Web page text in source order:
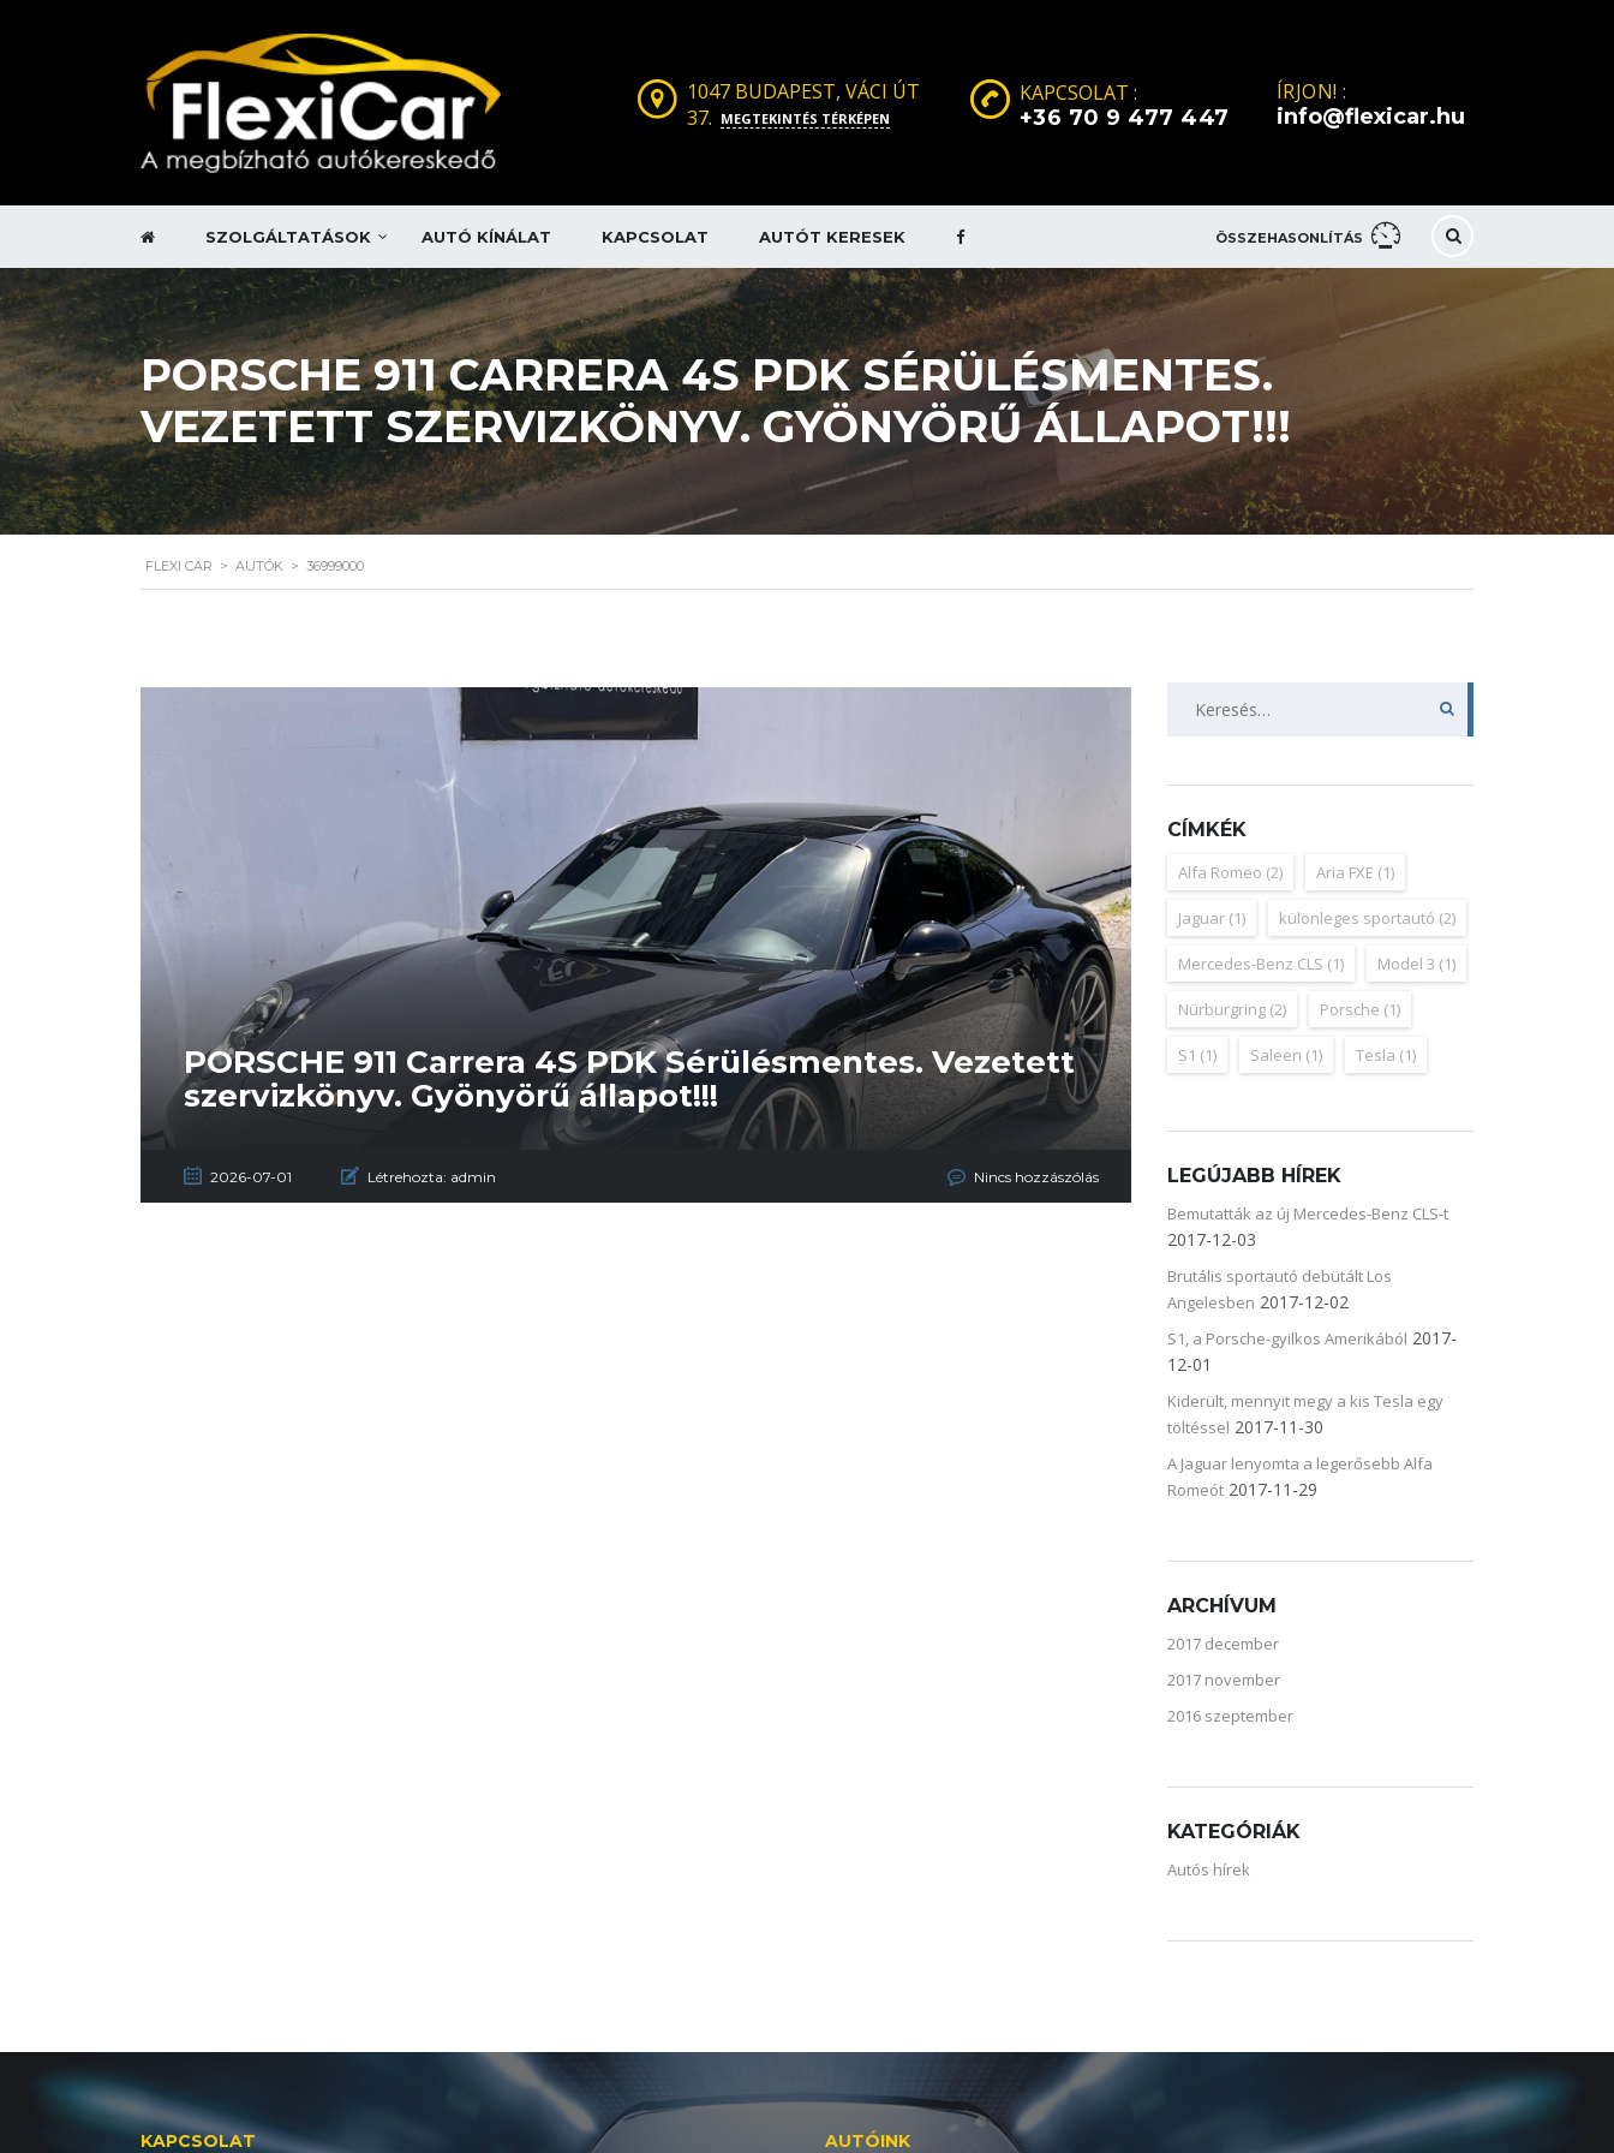
ÍRJON! :
info@flexicar.hu
KAPCSOLAT :
+36 70 9 477 447
1047 BUDAPEST, VÁCI ÚT
37. MEGTEKINTÉS TÉRKÉPEN
ÖSSZEHASONLÍTÁS
SZOLGÁLTATÁSOK AUTÓ KÍNÁLAT KAPCSOLAT AUTÓT KERESEK
PORSCHE 911 CARRERA 4S PDK SÉRÜLÉSMENTES.
VEZETETT SZERVIZKÖNYV. GYÖNYÖRŰ ÁLLAPOT!!!
FLEXI CAR > AUTÓK > 36999000
PORSCHE 911 Carrera 4S PDK Sérülésmentes. Vezetett
szervizkönyv. Gyönyörű állapot!!!
2026-07-01 Létrehozta: admin Nincs hozzászólás
CÍMKÉK
Alfa Romeo (2) Aria FXE (1)
Jaguar (1) különleges sportautó (2)
Mercedes-Benz CLS (1) Model 3 (1)
Nürburgring (2) Porsche (1)
S1 (1) Saleen (1) Tesla (1)
LEGÚJABB HÍREK
Bemutatták az új Mercedes-Benz CLS-t
2017-12-03
Brutális sportautó debütált Los
Angelesben 2017-12-02
S1, a Porsche-gyilkos Amerikából 2017-
12-01
Kiderült, mennyit megy a kis Tesla egy
töltéssel 2017-11-30
A Jaguar lenyomta a legerősebb Alfa
Romeót 2017-11-29
ARCHÍVUM
2017 december
2017 november
2016 szeptember
KATEGÓRIÁK
Autós hírek
KAPCSOLAT AUTÓINK